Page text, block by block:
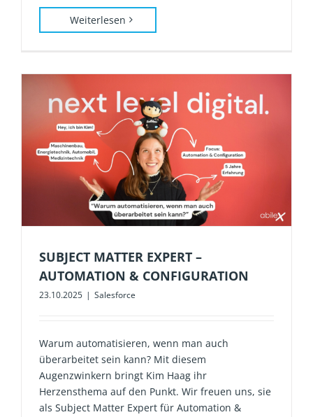
Weiterlesen
SUBJECT MATTER EXPERT –
AUTOMATION & CONFIGURATION
23.10.2025 | Salesforce
Warum automatisieren, wenn man auch
überarbeitet sein kann? Mit diesem
Augenzwinkern bringt Kim Haag ihr
Herzensthema auf den Punkt. Wir freuen uns, sie
als Subject Matter Expert für Automation &